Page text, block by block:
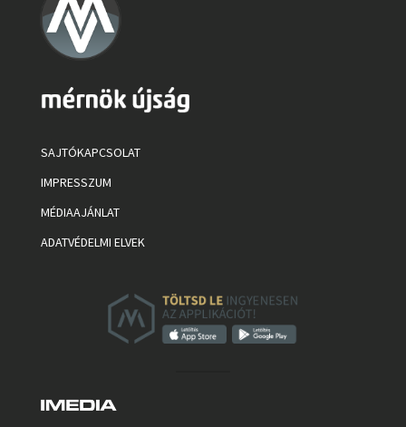
SAJTÓKAPCSOLAT
IMPRESSZUM
MÉDIAAJÁNLAT
ADATVÉDELMI ELVEK